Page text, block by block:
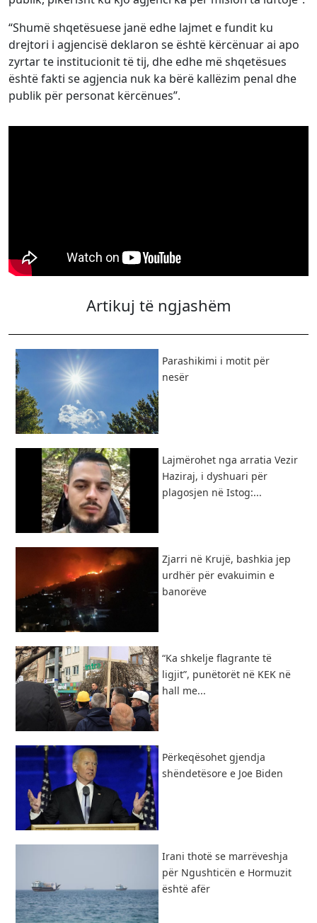
“Shumë shqetësuese janë edhe lajmet e fundit ku
drejtori i agjencisë deklaron se është kërcënuar ai apo
zyrtar te institucionit të tij, dhe edhe më shqetësues
është fakti se agjencia nuk ka bërë kallëzim penal dhe
publik për personat kërcënues”.
Artikuj të ngjashëm
Parashikimi i motit për
nesër
Lajmërohet nga arratia Vezir
Haziraj, i dyshuari për
plagosjen në Istog:...
Zjarri në Krujë, bashkia jep
urdhër për evakuimin e
banorëve
“Ka shkelje flagrante të
ligjit”, punëtorët në KEK në
hall me...
Përkeqësohet gjendja
shëndetësore e Joe Biden
Irani thotë se marrëveshja
për Ngushticën e Hormuzit
është afër